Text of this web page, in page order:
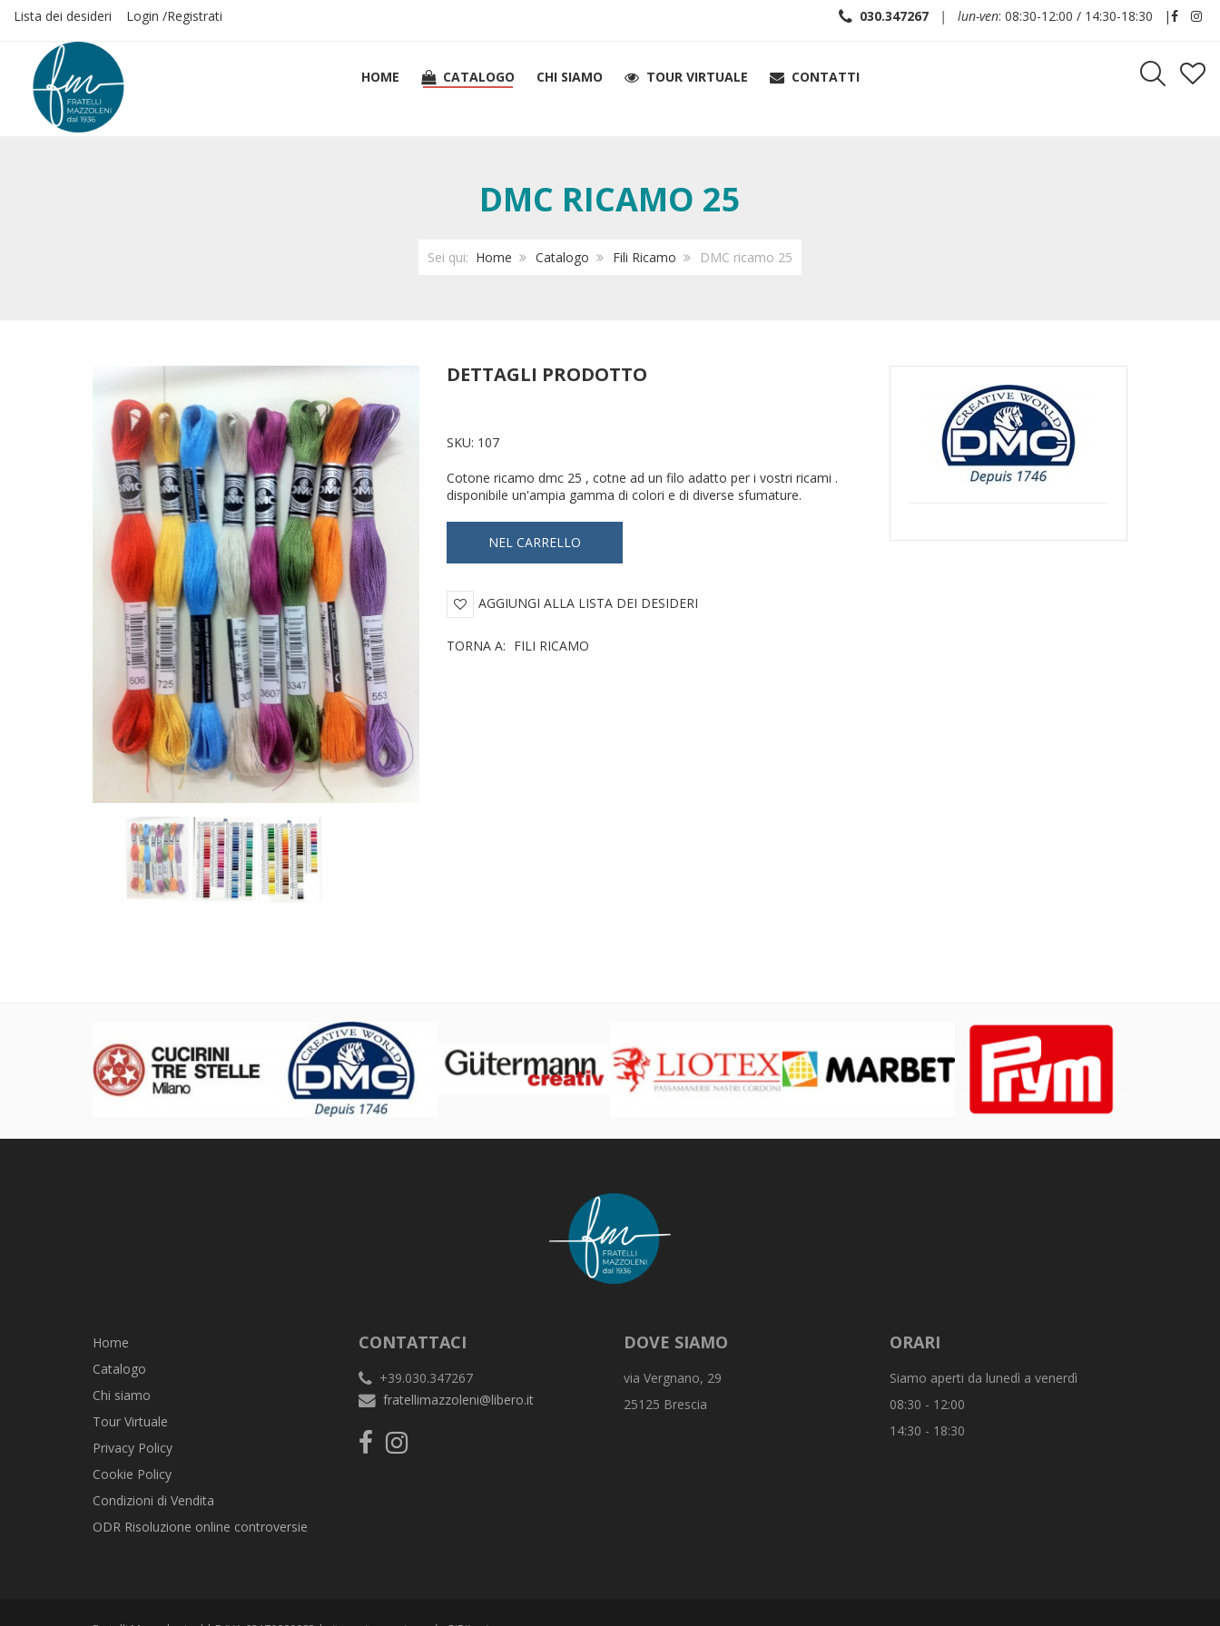
Lista dei desideri Login /Registrati 030.347267 | lun-ven: 08:30-12:00 / 14:30-18:30 |
HOME CATALOGO CHI SIAMO TOUR VIRTUALE CONTATTI
DMC RICAMO 25
Sei qui: Home Catalogo Fili Ricamo DMC ricamo 25
DETTAGLI PRODOTTO
SKU: 107
Cotone ricamo dmc 25 , cotne ad un filo adatto per i vostri ricami .
disponibile un'ampia gamma di colori e di diverse sfumature.
AGGIUNGI ALLA LISTA DEI DESIDERI
TORNA A: FILI RICAMO
Home
Catalogo
Chi siamo
Tour Virtuale
Privacy Policy
Cookie Policy
Condizioni di Vendita
ODR Risoluzione online controversie
CONTATTACI
+39.030.347267
fratellimazzoleni@libero.it
DOVE SIAMO
via Vergnano, 29
25125 Brescia
ORARI
Siamo aperti da lunedì a venerdì
08:30 - 12:00
14:30 - 18:30